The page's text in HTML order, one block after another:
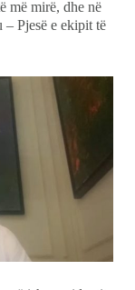
më mirë, dhe në
– Pjesë e ekipit të